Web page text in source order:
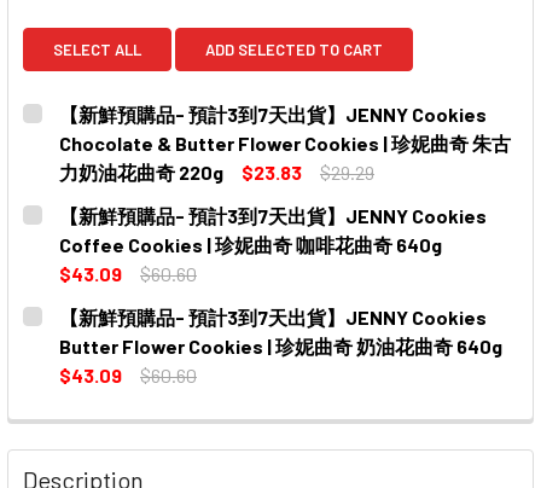
SELECT ALL ADD SELECTED TO CART
【新鮮預購品- 預計3到7天出貨】JENNY Cookies
Chocolate & Butter Flower Cookies | 珍妮曲奇 朱古
力奶油花曲奇 220g
$23.83
$29.29
CURRENT
STOCK:
QUANTITY:
DECREASE QUANTITY OF 【新鮮預購品- 預計3到7天出貨
INCREASE QUANTITY OF 【新鮮預購品- 預計3
【新鮮預購品- 預計3到7天出貨】JENNY Cookies
Coffee Cookies | 珍妮曲奇 咖啡花曲奇 640g
$43.09
$60.60
CURRENT
STOCK:
QUANTITY:
DECREASE QUANTITY OF 【新鮮預購品- 預計3到7天出貨
INCREASE QUANTITY OF 【新鮮預購品- 預計3
【新鮮預購品- 預計3到7天出貨】JENNY Cookies
Butter Flower Cookies | 珍妮曲奇 奶油花曲奇 640g
$43.09
$60.60
DECREASE QUANTITY OF 【新鮮預購品- 預計3到7天出貨】
INCREASE QUANTITY OF 【新鮮預購品- 預計3
Description